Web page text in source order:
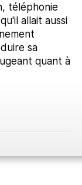
téléphonie
allait aussi
sa
quant à